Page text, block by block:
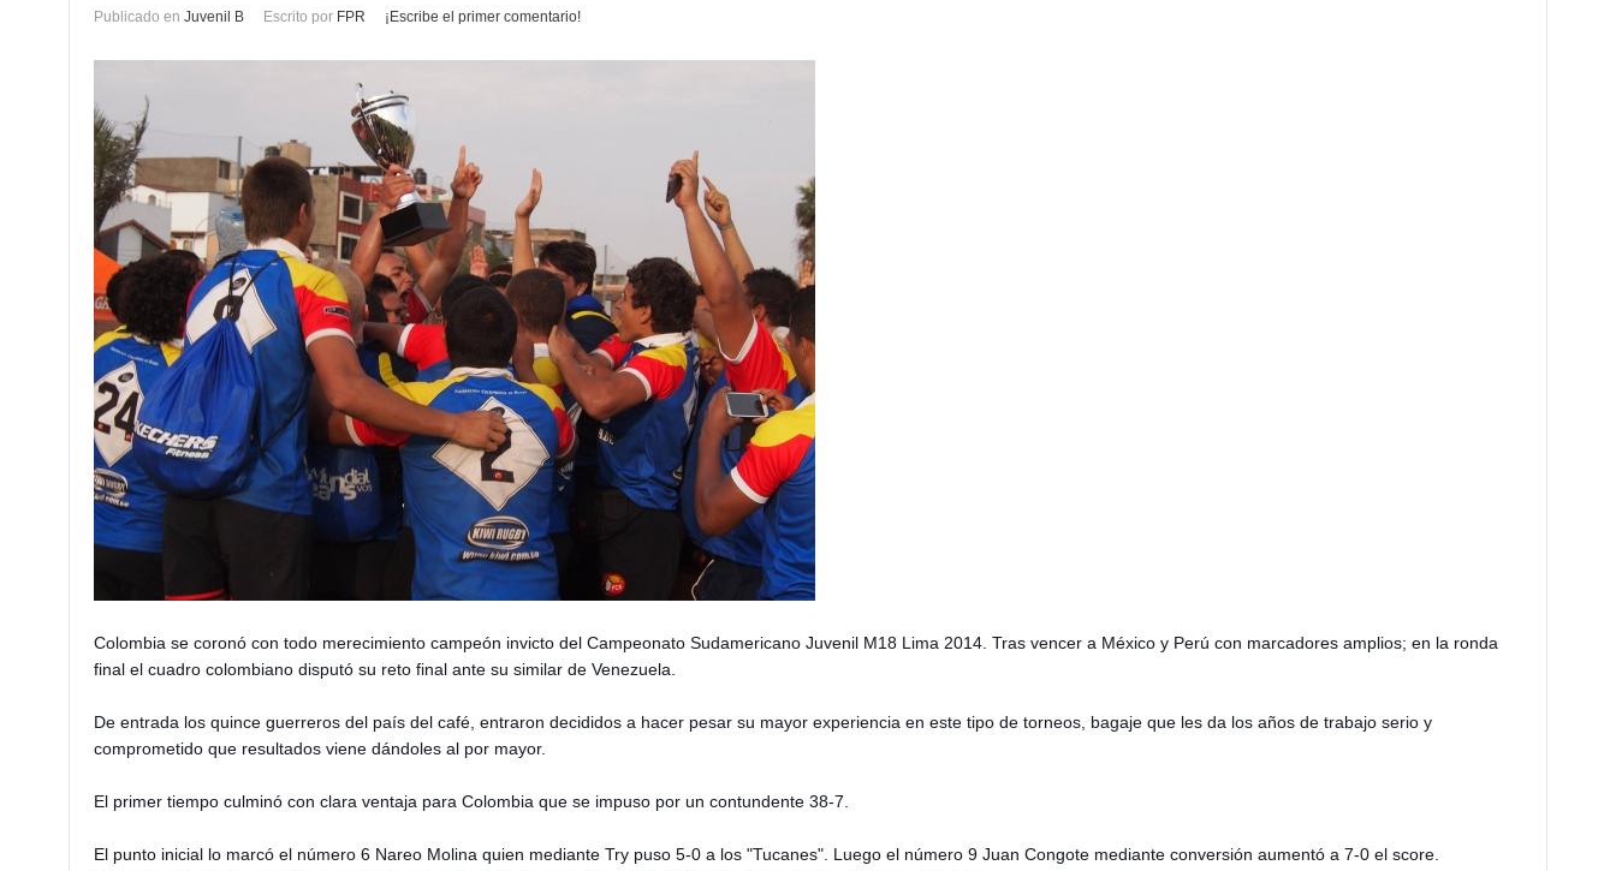
Publicado en Juvenil B Escrito por FPR ¡Escribe el primer comentario!
Colombia se coronó con todo merecimiento campeón invicto del Campeonato Sudamericano Juvenil M18 Lima 2014. Tras vencer a México y Perú con marcadores amplios; en la ronda
final el cuadro colombiano disputó su reto final ante su similar de Venezuela.
De entrada los quince guerreros del país del café, entraron decididos a hacer pesar su mayor experiencia en este tipo de torneos, bagaje que les da los años de trabajo serio y
comprometido que resultados viene dándoles al por mayor.
El primer tiempo culminó con clara ventaja para Colombia que se impuso por un contundente 38-7.
El punto inicial lo marcó el número 6 Nareo Molina quien mediante Try puso 5-0 a los "Tucanes". Luego el número 9 Juan Congote mediante conversión aumentó a 7-0 el score.